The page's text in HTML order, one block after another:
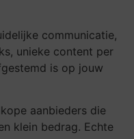
communicatie,
unieke content per
is op jouw
aanbieders die
klein bedrag. Echte